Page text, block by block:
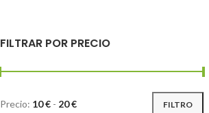
FILTRAR POR PRECIO
FILTRO
Precio: 10 € - 20 €